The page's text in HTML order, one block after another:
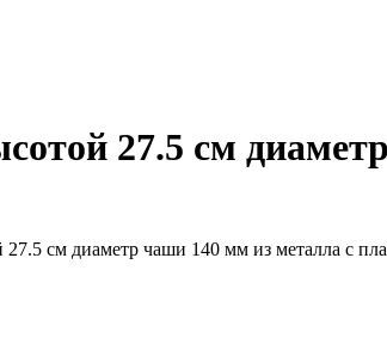
27.5 см
см диаметр чаши 140 мм из металла с